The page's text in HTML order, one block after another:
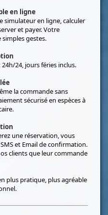
en ligne
simulateur en ligne, calculer
et payer. Votre
gestes.
24, jours féries inclus.
la commande sans
sécurisé en espèces à
une réservation, vous
et Email de confirmation.
clients que leur commande
plus pratique, plus agréable